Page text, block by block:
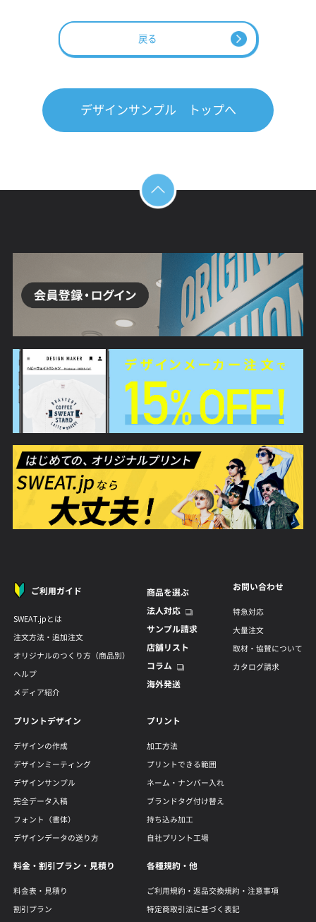
戻る
デザインサンプル トップへ
ご利用ガイド
SWEAT.jpとは
注文方法・追加注文
オリジナルのつくり方（商品別）
ヘルプ
メディア紹介
商品を選ぶ
法人対応
サンプル請求
店舗リスト
コラム
海外発送
お問い合わせ
特急対応
大量注文
取材・協賛について
カタログ請求
プリントデザイン
デザインの作成
デザインミーティング
デザインサンプル
完全データ入稿
フォント（書体）
デザインデータの送り方
プリント
加工方法
プリントできる範囲
ネーム・ナンバー入れ
ブランドタグ付け替え
持ち込み加工
自社プリント工場
料金・割引プラン・見積り
料金表・見積り
割引プラン
各種規約・他
ご利用規約・返品交換規約・注意事項
特定商取引法に基づく表記